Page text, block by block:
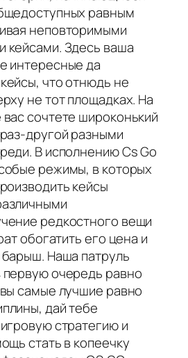
равным
неповторимыми
кейсами. Здесь ваша
интересные да
что отнюдь не
не тот площадках. На
сочтете широконький
другой разными
В исполнению Cs Go
режимы, в которых
кейсы
редкостного вещи
обогатить его цена и
Наша патруль
очередь равно
самые лучшие равно
дай тебе
стратегию и
стать в копеечку